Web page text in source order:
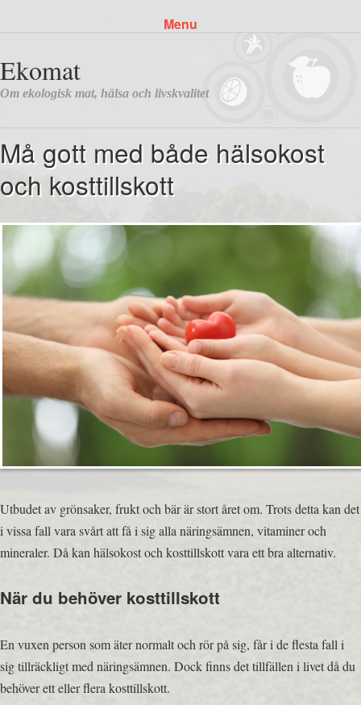
Menu
Må gott med både hälsokost
och kosttillskott
Utbudet av grönsaker, frukt och bär är stort året om. Trots detta kan det
i vissa fall vara svårt att få i sig alla näringsämnen, vitaminer och
mineraler. Då kan hälsokost och kosttillskott vara ett bra alternativ.
När du behöver kosttillskott
En vuxen person som äter normalt och rör på sig, får i de flesta fall i
sig tillräckligt med näringsämnen. Dock finns det tillfällen i livet då du
behöver ett eller flera kosttillskott.